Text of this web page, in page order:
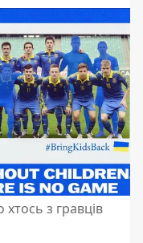
з гравців